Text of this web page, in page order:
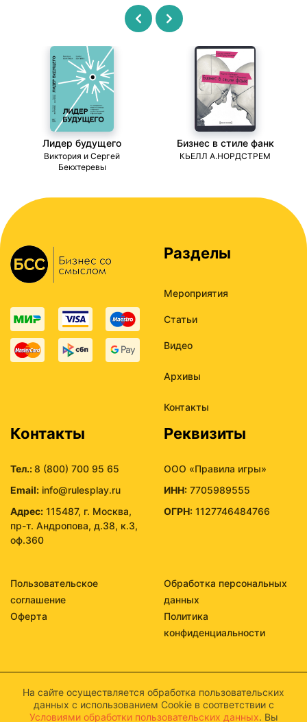
Лидер будущего
Виктория и Сергей
Бекхтеревы
Бизнес в стиле фанк
КЬЕЛЛ А.НОРДСТРЕМ
Разделы
Мероприятия
Статьи
Видео
Архивы
Контакты
Контакты
Тел.:8 (800) 700 95 65
Email: info@rulesplay.ru
Адрес: 115487, г. Москва,
пр-т. Андропова, д.38, к.3,
оф.360
Реквизиты
ООО «Правила игры»
ИНН: 7705989555
ОГРН: 1127746484766
Пользовательское
соглашение
Обработка персональных
данных
Оферта
Политика
конфиденциальности
На сайте осуществляется обработка пользовательских
данных с использованием Cookie в соответствии с
Условиями обработки пользовательских данных. Вы